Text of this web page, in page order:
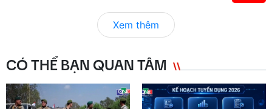
Xem thêm
CÓ THỂ BẠN QUAN TÂM